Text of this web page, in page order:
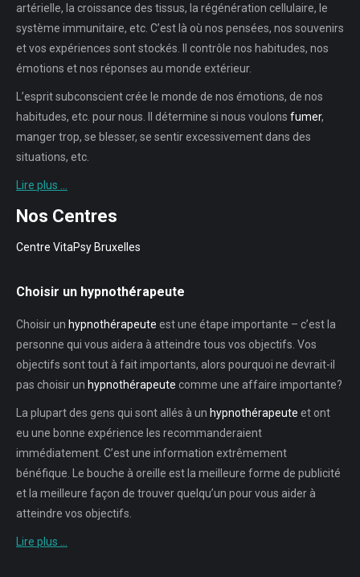
artérielle, la croissance des tissus, la régénération cellulaire, le
système immunitaire, etc. C’est là où nos pensées, nos souvenirs
et vos expériences sont stockés. Il contrôle nos habitudes, nos
émotions et nos réponses au monde extérieur.
L’esprit subconscient crée le monde de nos émotions, de nos
habitudes, etc. pour nous. Il détermine si nous voulons fumer,
manger trop, se blesser, se sentir excessivement dans des
situations, etc.
Lire plus …
Nos Centres
Centre VitaPsy Bruxelles
Choisir un hypnothérapeute
Choisir un hypnothérapeute est une étape importante – c’est la
personne qui vous aidera à atteindre tous vos objectifs. Vos
objectifs sont tout à fait importants, alors pourquoi ne devrait-il
pas choisir un hypnothérapeute comme une affaire importante?
La plupart des gens qui sont allés à un hypnothérapeute et ont
eu une bonne expérience les recommanderaient
immédiatement. C’est une information extrêmement
bénéfique. Le bouche à oreille est la meilleure forme de publicité
et la meilleure façon de trouver quelqu’un pour vous aider à
atteindre vos objectifs.
Lire plus …